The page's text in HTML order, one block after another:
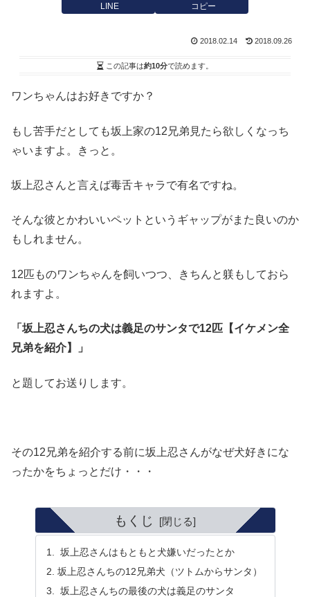
LINE コピー
2018.02.14 2018.09.26
この記事は約10分で読めます。
ワンちゃんはお好きですか？
もし苦手だとしても坂上家の12兄弟見たら欲しくなっち
ゃいますよ。きっと。
坂上忍さんと言えば毒舌キャラで有名ですね。
そんな彼とかわいいペットというギャップがまた良いのか
もしれません。
12匹ものワンちゃんを飼いつつ、きちんと躾もしておら
れますよ。
「坂上忍さんちの犬は義足のサンタで12匹【イケメン全
兄弟を紹介】」
と題してお送りします。
その12兄弟を紹介する前に坂上忍さんがなぜ犬好きにな
ったかをちょっとだけ・・・
もくじ
坂上忍さんはもともと犬嫌いだったとか
坂上忍さんちの12兄弟犬（ツトムからサンタ）
坂上忍さんちの最後の犬は義足のサンタ